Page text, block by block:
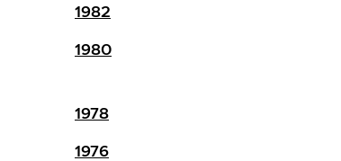
1982
1980
1978
1976